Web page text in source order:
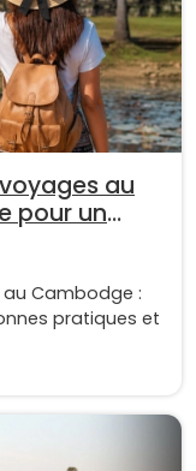
au
pour un
au Cambodge :
pratiques et